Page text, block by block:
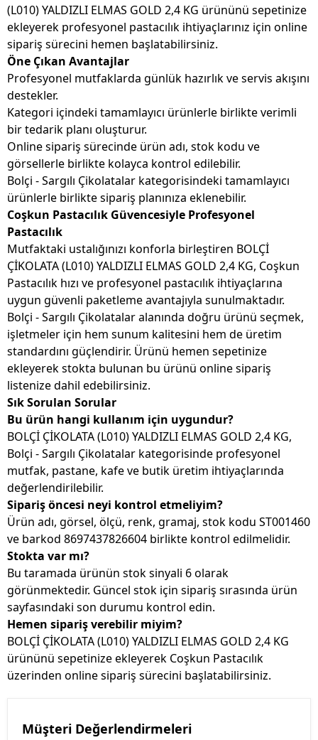
(L010) YALDIZLI ELMAS GOLD 2,4 KG ürününü sepetinize
ekleyerek profesyonel pastacılık ihtiyaçlarınız için online
sipariş sürecini hemen başlatabilirsiniz.
Öne Çıkan Avantajlar
Profesyonel mutfaklarda günlük hazırlık ve servis akışını
destekler.
Kategori içindeki tamamlayıcı ürünlerle birlikte verimli
bir tedarik planı oluşturur.
Online sipariş sürecinde ürün adı, stok kodu ve
görsellerle birlikte kolayca kontrol edilebilir.
Bolçi - Sargılı Çikolatalar kategorisindeki tamamlayıcı
ürünlerle birlikte sipariş planınıza eklenebilir.
Coşkun Pastacılık Güvencesiyle Profesyonel
Pastacılık
Mutfaktaki ustalığınızı konforla birleştiren BOLÇİ
ÇİKOLATA (L010) YALDIZLI ELMAS GOLD 2,4 KG, Coşkun
Pastacılık hızı ve profesyonel pastacılık ihtiyaçlarına
uygun güvenli paketleme avantajıyla sunulmaktadır.
Bolçi - Sargılı Çikolatalar alanında doğru ürünü seçmek,
işletmeler için hem sunum kalitesini hem de üretim
standardını güçlendirir. Ürünü hemen sepetinize
ekleyerek stokta bulunan bu ürünü online sipariş
listenize dahil edebilirsiniz.
Sık Sorulan Sorular
Bu ürün hangi kullanım için uygundur?
BOLÇİ ÇİKOLATA (L010) YALDIZLI ELMAS GOLD 2,4 KG,
Bolçi - Sargılı Çikolatalar kategorisinde profesyonel
mutfak, pastane, kafe ve butik üretim ihtiyaçlarında
değerlendirilebilir.
Sipariş öncesi neyi kontrol etmeliyim?
Ürün adı, görsel, ölçü, renk, gramaj, stok kodu ST001460
ve barkod 8697437826604 birlikte kontrol edilmelidir.
Stokta var mı?
Bu taramada ürünün stok sinyali 6 olarak
görünmektedir. Güncel stok için sipariş sırasında ürün
sayfasındaki son durumu kontrol edin.
Hemen sipariş verebilir miyim?
BOLÇİ ÇİKOLATA (L010) YALDIZLI ELMAS GOLD 2,4 KG
ürününü sepetinize ekleyerek Coşkun Pastacılık
üzerinden online sipariş sürecini başlatabilirsiniz.
Müşteri Değerlendirmeleri